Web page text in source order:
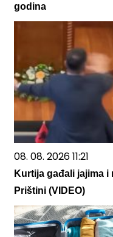
godina
08. 08. 2026 11:21
Kurtija gađali jajima
Prištini (VIDEO)